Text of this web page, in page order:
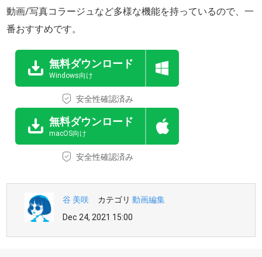
動画/写真コラージュなど多様な機能を持っているので、一
番おすすめです。
無料ダウンロード
Windows向け
安全性確認済み
無料ダウンロード
macOS向け
安全性確認済み
谷 美咲 カテゴリ動画編集
Dec 24, 2021 15:00